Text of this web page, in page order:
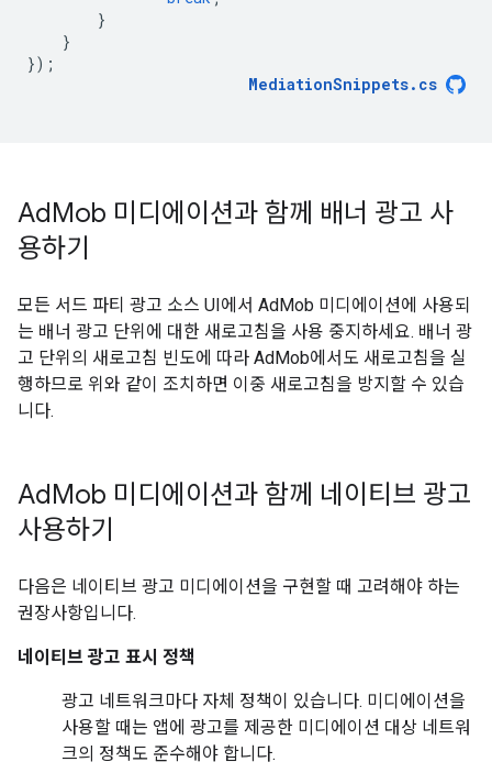
}
}
});
MediationSnippets. cs
AdMob 미디에이션과 함께 배너 광고 사
용하기
모든 서드 파티 광고 소스 UI에서 AdMob 미디에이션에 사용되
는 배너 광고 단위에 대한 새로고침을 사용 중지하세요. 배너 광
고 단위의 새로고침 빈도에 따라 AdMob에서도 새로고침을 실
행하므로 위와 같이 조치하면 이중 새로고침을 방지할 수 있습
니다.
AdMob 미디에이션과 함께 네이티브 광고
사용하기
다음은 네이티브 광고 미디에이션을 구현할 때 고려해야 하는
권장사항입니다.
네이티브 광고 표시 정책
광고 네트워크마다 자체 정책이 있습니다. 미디에이션을
사용할 때는 앱에 광고를 제공한 미디에이션 대상 네트워
크의 정책도 준수해야 합니다.